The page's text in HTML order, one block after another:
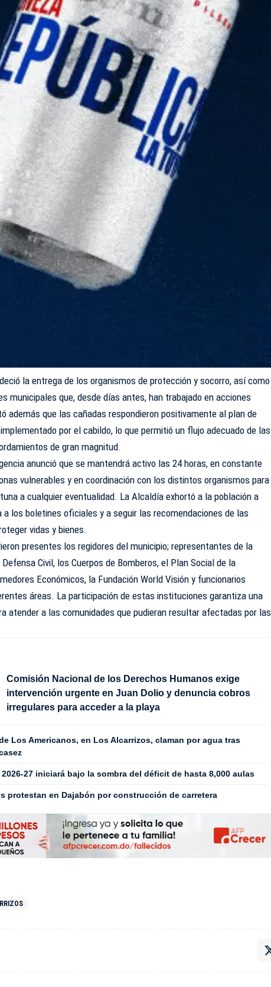
la entrega de los organismos de protección y socorro, así como
municipales que, desde días antes, han trabajado en acciones
además que las cañadas respondieron positivamente al plan de
por el cabildo, lo que permitió un flujo adecuado de las
de gran magnitud.
anunció que se mantendrá activo las 24 horas, en constante
vulnerables y en coordinación con los distintos organismos para
a cualquier eventualidad. La Alcaldía exhortó a la población a
los boletines oficiales y a seguir las recomendaciones de las
vidas y bienes.
presentes los regidores del municipio; representantes de la
Civil, los Cuerpos de Bomberos, el Plan Social de la
Económicos, la Fundación World Visión y funcionarios
áreas. La participación de estas instituciones garantiza una
atender a las comunidades que pudieran resultar afectadas por las
Comisión Nacional de los Derechos Humanos exige
intervención urgente en Juan Dolio y denuncia cobros
irregulares para acceder a la playa
Los Americanos, en Los Alcarrizos, claman por agua tras
27 iniciará bajo la sombra del déficit de hasta 8,000 aulas
protestan en Dajabón por construcción de carretera